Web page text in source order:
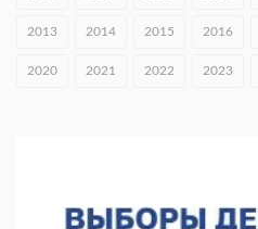
05.08.2026 14:04
2013 2014 2015 2016
2020 2021 2022 2023